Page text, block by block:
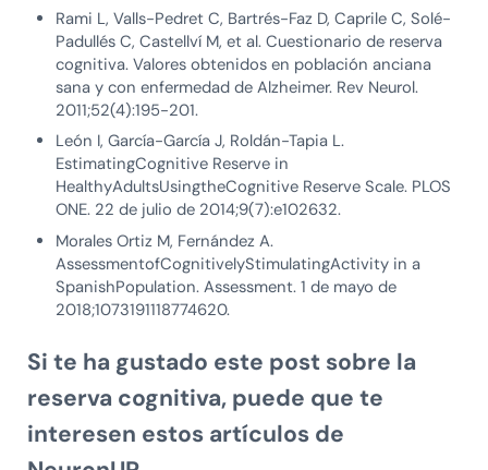
Rami L, Valls-Pedret C, Bartrés-Faz D, Caprile C, Solé-
Padullés C, Castellví M, et al. Cuestionario de reserva
cognitiva. Valores obtenidos en población anciana
sana y con enfermedad de Alzheimer. Rev Neurol.
2011;52(4):195-201.
León I, García-García J, Roldán-Tapia L.
EstimatingCognitive Reserve in
HealthyAdultsUsingtheCognitive Reserve Scale. PLOS
ONE. 22 de julio de 2014;9(7):e102632.
Morales Ortiz M, Fernández A.
AssessmentofCognitivelyStimulatingActivity in a
SpanishPopulation. Assessment. 1 de mayo de
2018;1073191118774620.
Si te ha gustado este post sobre la
reserva cognitiva, puede que te
interesen estos artículos de